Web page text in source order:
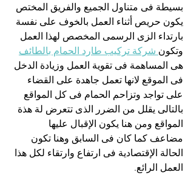
بسيطة فى متناول الجميع والفريق المختص
يكون حريص أثناء العمل بالخوف على نفسة
بارتداء الزى الرسمى المخصص لهذا العمل
وتكون شركة تركيب طارد الحمام بالطائف
هى المساهمة فى تقوية العمل وزيادة الدخل
فى الموقع لانها تعمل جاهدة على القضاء
على تواجد وتزاحم الحمام فى كل المواقع
بالتالى يقلل من الضرر الذى تتعرض لة هذة
المواقع ومن هنا يكون الإقبال عليها
مضاعف كما كان فى السابق وهنا تكون
الحالة الإقتصادية فى ارتفاع وارتقاء لكل هذا
العمل الرائع.